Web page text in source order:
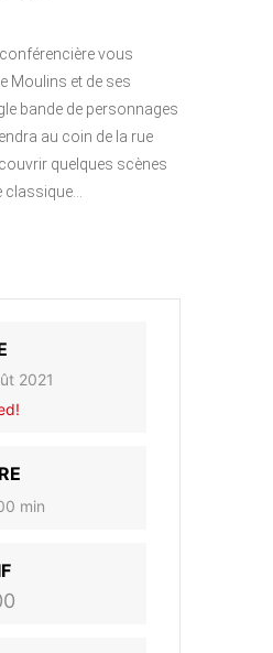
vous
Moulins et de ses
bande de personnages
au coin de la rue
quelques scènes
2021
min